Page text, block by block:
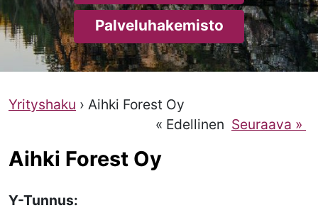
Palveluhakemisto
Yrityshaku › Aihki Forest Oy
« Edellinen Seuraava »
Aihki Forest Oy
Y-Tunnus: